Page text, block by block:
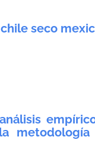
seco
metodología